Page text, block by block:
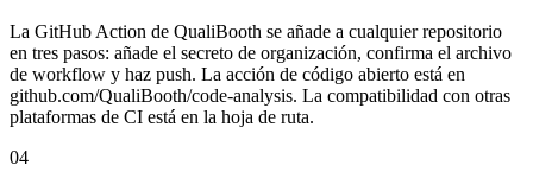
La GitHub Action de QualiBooth se añade a cualquier repositorio
en tres pasos: añade el secreto de organización, confirma el archivo
de workflow y haz push. La acción de código abierto está en
github.com/QualiBooth/code-analysis. La compatibilidad con otras
plataformas de CI está en la hoja de ruta.
04